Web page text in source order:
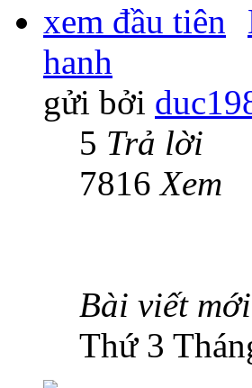
hanh
gửi bởi
5 Trả lời
7816Xem
Bài viết
Thứ 3